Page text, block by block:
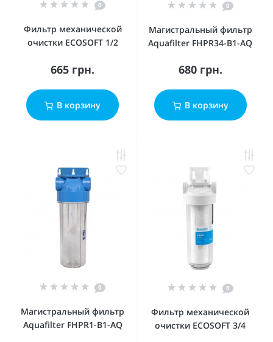
0
Фильтр механической
очистки ECOSOFT 1/2
665 грн.
В корзину
0
Магистральный фильтр
Aquafilter FHPR34-B1-AQ
680 грн.
В корзину
0
Магистральный фильтр
Aquafilter FHPR1-B1-AQ
0
Фильтр механической
очистки ECOSOFT 3/4